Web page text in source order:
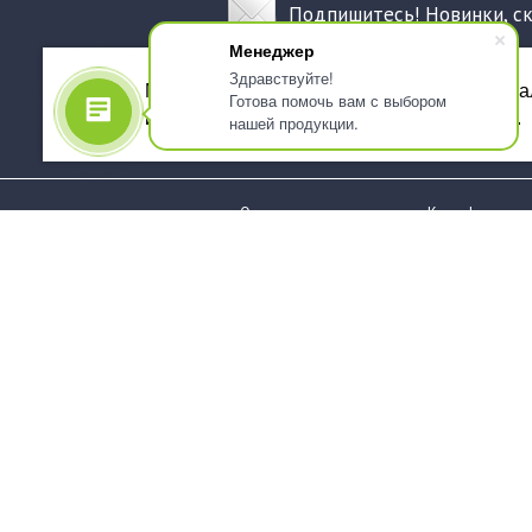
Менеджер
Здравствуйте!
Готова помочь вам с выбором
нашей продукции.
Подпишитесь! Новинки,
О компании
Как оформить
Мы используем файлы cookie, для
использованием сервиса Яндекс.Метрика.